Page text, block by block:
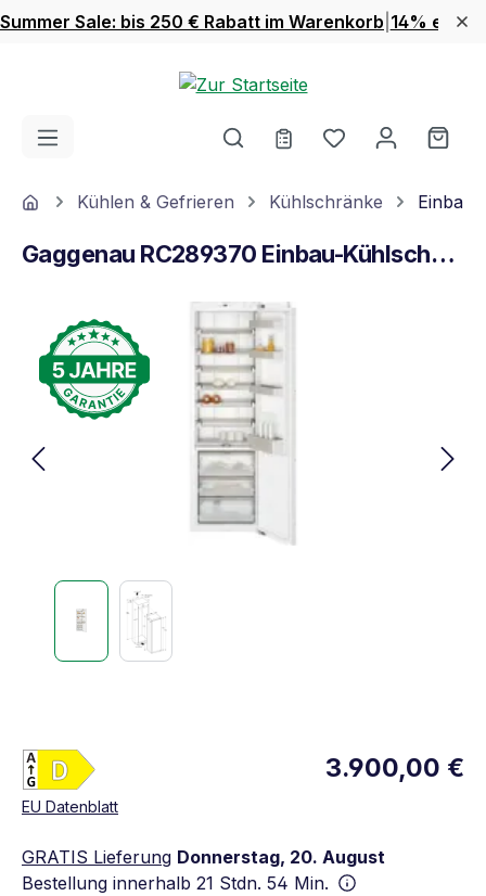
Zum Hauptinhalt springen
Summer Sale: bis 250 € Rabatt im Warenkorb 14% extra
Du hast 0
HomeKühlen & Gefrieren Kühlschränke
Gaggenau RC289370 Einbau-Kühlschrank
Bildergalerie überspringen
Vollständiges Energielabel anzeigen
Energieklasse D. Höchste bis niedrigste
EU DatenblattÖffnet in neuem Fenster
3.900,00 €
GRATIS Lieferung Donnerstag, 20. August
Bestellung innerhalb 21 Stdn. 54 Min.